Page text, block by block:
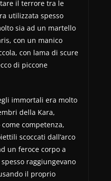
il terrore tra le
utilizzata spesso
sia ad un martello
con un manico
con lama di scure
di piccone
immortali era molto
della Kara,
competenza,
scoccati dall’arco
un feroce corpo a
raggiungevano
il proprio